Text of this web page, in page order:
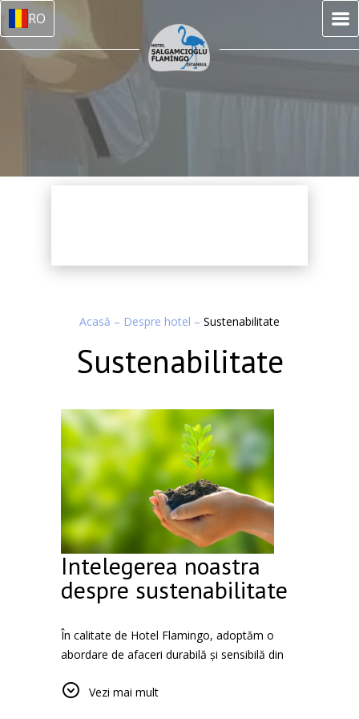
RO
Acasă – Despre hotel – Sustenabilitate
Sustenabilitate
Intelegerea noastra
despre sustenabilitate
În calitate de Hotel Flamingo, adoptăm o
abordare de afaceri durabilă și sensibilă din
responsabilitatea pentru aspecte precum
Vezi mai mult